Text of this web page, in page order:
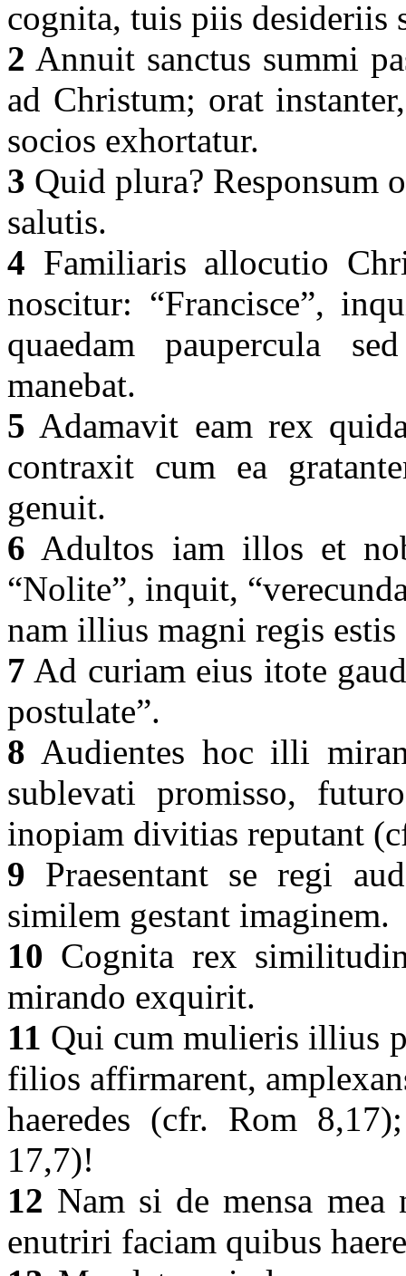
cognita, tuis piis desideriis
2 Annuit sanctus summi
ad Christum; orat
socios exhortatur.
3 Quid plura? Responsum
salutis.
4 Familiaris allocutio
noscitur: “Francisce”,
quaedam paupercula
manebat.
5 Adamavit eam rex
contraxit cum ea
genuit.
6 Adultos iam illos et
“Nolite”, inquit,
nam illius magni regis
7 Ad curiam eius itote
postulate”.
8 Audientes hoc illi
sublevati promisso,
inopiam divitias reputant
9 Praesentant se regi
similem gestant imaginem.
10 Cognita rex
mirando exquirit.
11 Qui cum mulieris illius
filios affirmarent,
haeredes (cfr. Rom
17,7)!
12 Nam si de mensa
enutriri faciam quibus